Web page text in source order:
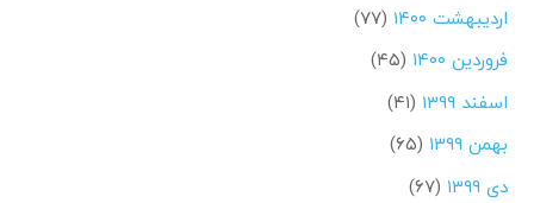
اردیبهشت ۱۴۰۰
(۷۷)
فروردین ۱۴۰۰
(۴۵)
اسفند ۱۳۹۹
(۴۱)
بهمن ۱۳۹۹
(۶۵)
دی ۱۳۹۹
(۶۷)